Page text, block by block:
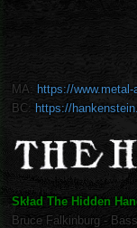
MA: https://
BC: https://
Skład The Hidden
Bruce Falkinburg -